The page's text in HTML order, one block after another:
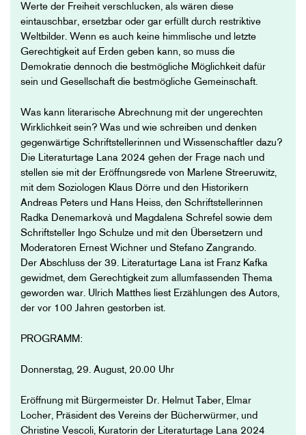
Werte der Freiheit verschlucken, als wären diese
eintauschbar, ersetzbar oder gar erfüllt durch restriktive
Weltbilder. Wenn es auch keine himmlische und letzte
Gerechtigkeit auf Erden geben kann, so muss die
Demokratie dennoch die bestmögliche Möglichkeit dafür
sein und Gesellschaft die bestmögliche Gemeinschaft.
Was kann literarische Abrechnung mit der ungerechten
Wirklichkeit sein? Was und wie schreiben und denken
gegenwärtige Schriftstellerinnen und Wissenschaftler dazu?
Die Literaturtage Lana 2024 gehen der Frage nach und
stellen sie mit der Eröffnungsrede von Marlene Streeruwitz,
mit dem Soziologen Klaus Dörre und den Historikern
Andreas Peters und Hans Heiss, den Schriftstellerinnen
Radka Denemarkovà und Magdalena Schrefel sowie dem
Schriftsteller Ingo Schulze und mit den Übersetzern und
Moderatoren Ernest Wichner und Stefano Zangrando.
Der Abschluss der 39. Literaturtage Lana ist Franz Kafka
gewidmet, dem Gerechtigkeit zum allumfassenden Thema
geworden war. Ulrich Matthes liest Erzählungen des Autors,
der vor 100 Jahren gestorben ist.
PROGRAMM:
Donnerstag, 29. August, 20.00 Uhr
Eröffnung mit Bürgermeister Dr. Helmut Taber, Elmar
Locher, Präsident des Vereins der Bücherwürmer, und
Christine Vescoli, Kuratorin der Literaturtage Lana 2024